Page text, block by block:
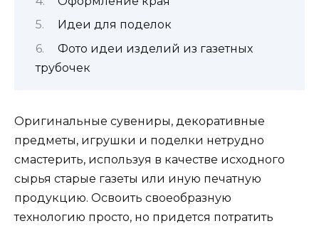
Идеи для поделок
Фото идеи изделий из газетных
трубочек
Оригинальные сувениры, декоративные
предметы, игрушки и поделки нетрудно
смастерить, используя в качестве исходного
сырья старые газеты или иную печатную
продукцию. Освоить своеобразную
технологию просто, но придется потратить